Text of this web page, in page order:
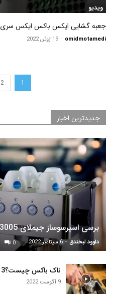
ویدیو
جعبه گشایی ایکس باکس ایکس سری X
omidmotamedi
- 19 ژوئن 2022
1
2
جدیدترین اخبار
برسی اسپرسوساز جیملای Gemilai CRM 3005
داوود لبخندق - 6 سپتامبر 2022 0
ناک باکس چیست؟3 دلیل برای خرید ناک باکس
9 آگوست 2022